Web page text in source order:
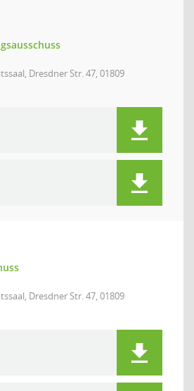
Dresdner Str. 47, 01809
Dresdner Str. 47, 01809